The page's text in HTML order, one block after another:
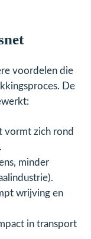
voordelen die
De
vormt zich rond
minder
wrijving en
in transport